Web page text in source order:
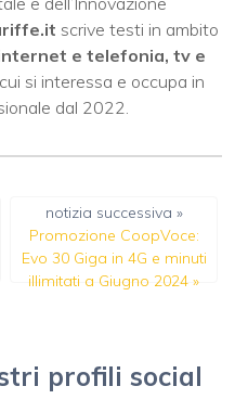
scrive testi in ambito
e telefonia, tv e
si interessa e occupa in
dal 2022.
notizia successiva »
Promozione CoopVoce:
Evo 30 Giga in 4G e minuti
illimitati a Giugno 2024 »
profili social